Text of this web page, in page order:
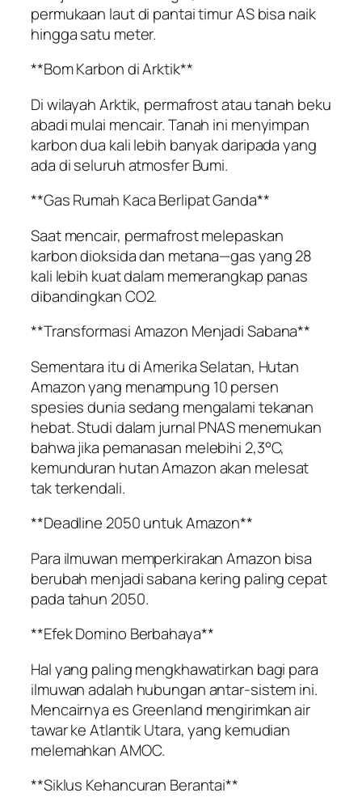
permukaan laut di pantai timur AS bisa naik
hingga satu meter.
**Bom Karbon di Arktik**
Di wilayah Arktik, permafrost atau tanah beku
abadi mulai mencair. Tanah ini menyimpan
karbon dua kali lebih banyak daripada yang
ada di seluruh atmosfer Bumi.
**Gas Rumah Kaca Berlipat Ganda**
Saat mencair, permafrost melepaskan
karbon dioksida dan metana—gas yang 28
kali lebih kuat dalam memerangkap panas
dibandingkan CO2.
**Transformasi Amazon Menjadi Sabana**
Sementara itu di Amerika Selatan, Hutan
Amazon yang menampung 10 persen
spesies dunia sedang mengalami tekanan
hebat. Studi dalam jurnal PNAS menemukan
bahwa jika pemanasan melebihi 2,3°C,
kemunduran hutan Amazon akan melesat
tak terkendali.
**Deadline 2050 untuk Amazon**
Para ilmuwan memperkirakan Amazon bisa
berubah menjadi sabana kering paling cepat
pada tahun 2050.
**Efek Domino Berbahaya**
Hal yang paling mengkhawatirkan bagi para
ilmuwan adalah hubungan antar-sistem ini.
Mencairnya es Greenland mengirimkan air
tawar ke Atlantik Utara, yang kemudian
melemahkan AMOC.
**Siklus Kehancuran Berantai**